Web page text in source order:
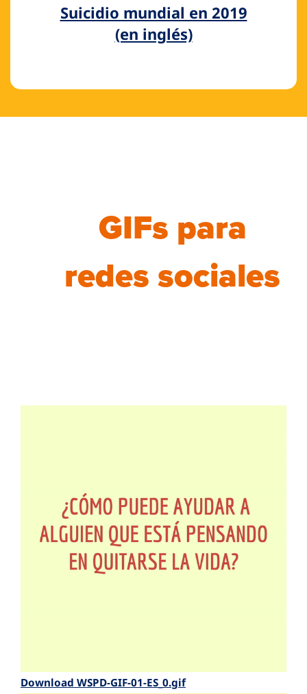
Suicidio mundial en 2019
(en inglés)
GIFs para
redes sociales
Download WSPD-GIF-01-ES_0.gif